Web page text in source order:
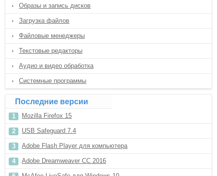
Образы и запись дисков
Загрузка файлов
Файловые менеджеры
Текстовые редакторы
Аудио и видео обработка
Системные программы
Последние версии
Mozilla Firefox 15
USB Safeguard 7.4
Adobe Flash Player для компьютера
Adobe Dreamweaver CC 2016